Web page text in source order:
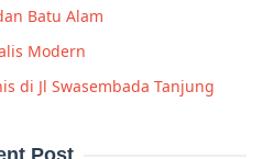
Batu Alam
Modern
di Jl Swasembada Tanjung
Post